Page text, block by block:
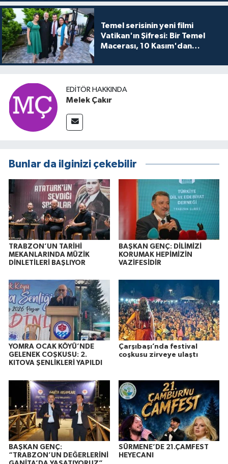
Temel serisinin yeni filmi
Vatikan'ın Şifresi: Bir Temel
Macerası, 10 Kasım'dan
buluşuyo
EDITÖR HAKKINDA
Melek Çakır
Bunlar da ilginizi çekebilir
TRABZON’UN TARİHİ
MEKANLARINDA MÜZİK
DİNLETİLERİ BAŞLIYOR
BAŞKAN GENÇ: DİLİMİZİ
KORUMAK HEPİMİZİN
VAZİFESİDİR
YOMRA OCAK KÖYÜ’NDE
GELENEK COŞKUSU: 2.
KITOVA ŞENLİKLERİ YAPILDI
Çarşıbaşı’nda festival
coşkusu zirveye ulaştı
BAŞKAN GENÇ:
“TRABZON’UN DEĞERLERİNİ
SÜRMENE’DE 21.ÇAMFEST
HEYECANI